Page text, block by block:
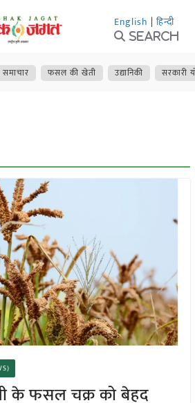
English | हिन्दी
Search
फसल की खेती उद्यानिकी सरकारी
के फसल चक्र को बेहद